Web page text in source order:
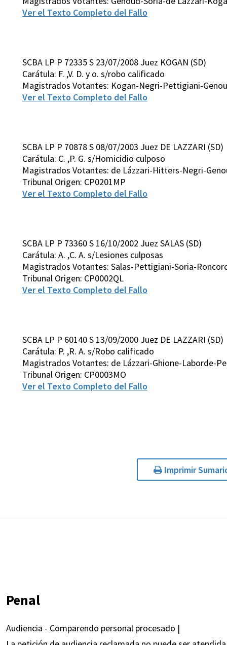
Ver el Texto Completo del Fallo
SCBA LP P 72335 S 23/07/2008 Juez KOGAN (SD)
Carátula: F. ,V. D. y o. s/robo calificado
Magistrados Votantes: Kogan-Negri-Pettigiani-
Ver el Texto Completo del Fallo
SCBA LP P 70878 S 08/07/2003 Juez DE LAZZARI (SD)
Carátula: C. ,P. G. s/Homicidio culposo
Magistrados Votantes: de Lázzari-Hitters-Negri-
Tribunal Origen: CP0201MP
Ver el Texto Completo del Fallo
SCBA LP P 73360 S 16/10/2002 Juez SALAS (SD)
Carátula: A. ,C. A. s/Lesiones culposas
Magistrados Votantes: Salas-Pettigiani-Soria-
Tribunal Origen: CP0002QL
Ver el Texto Completo del Fallo
SCBA LP P 60140 S 13/09/2000 Juez DE LAZZARI (SD)
Carátula: P. ,R. A. s/Robo calificado
Magistrados Votantes: de Lázzari-Ghione-Laborde-
Tribunal Origen: CP0003MO
Ver el Texto Completo del Fallo
Imprimir
Penal
Audiencia - Comparendo personal procesado |